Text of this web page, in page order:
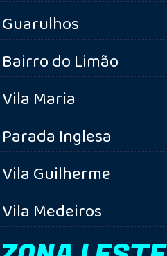
Guarulhos
Bairro do Limão
Vila Maria
Parada Inglesa
Vila Guilherme
Vila Medeiros